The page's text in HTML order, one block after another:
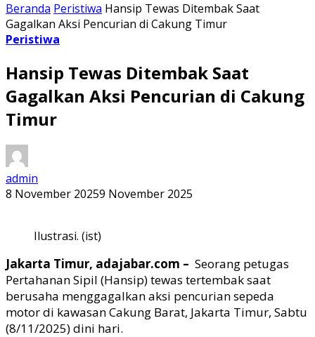
Beranda Peristiwa Hansip Tewas Ditembak Saat
Gagalkan Aksi Pencurian di Cakung Timur
Peristiwa
Hansip Tewas Ditembak Saat
Gagalkan Aksi Pencurian di Cakung
Timur
admin
8 November 20259 November 2025
Ilustrasi. (ist)
Jakarta Timur, adajabar.com – Seorang petugas
Pertahanan Sipil (Hansip) tewas tertembak saat
berusaha menggagalkan aksi pencurian sepeda
motor di kawasan Cakung Barat, Jakarta Timur, Sabtu
(8/11/2025) dini hari.